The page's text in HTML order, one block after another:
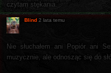
czytam stękania.
Blind 2 lata temu
Nie słuchałem ani Popiór ani
muzycznie, ale odnosząc się do